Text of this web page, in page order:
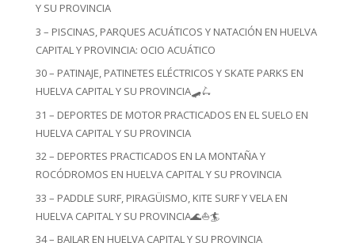
Y SU PROVINCIA
3 – PISCINAS, PARQUES ACUÁTICOS Y NATACIÓN EN HUELVA
CAPITAL Y PROVINCIA: OCIO ACUÁTICO
30 – PATINAJE, PATINETES ELÉCTRICOS Y SKATE PARKS EN
HUELVA CAPITAL Y SU PROVINCIA🛹🛴
31 – DEPORTES DE MOTOR PRACTICADOS EN EL SUELO EN
HUELVA CAPITAL Y SU PROVINCIA
32 – DEPORTES PRACTICADOS EN LA MONTAÑA Y
ROCÓDROMOS EN HUELVA CAPITAL Y SU PROVINCIA
33 – PADDLE SURF, PIRAGÜISMO, KITE SURF Y VELA EN
HUELVA CAPITAL Y SU PROVINCIA🌊⛵🏄
34 – BAILAR EN HUELVA CAPITAL Y SU PROVINCIA